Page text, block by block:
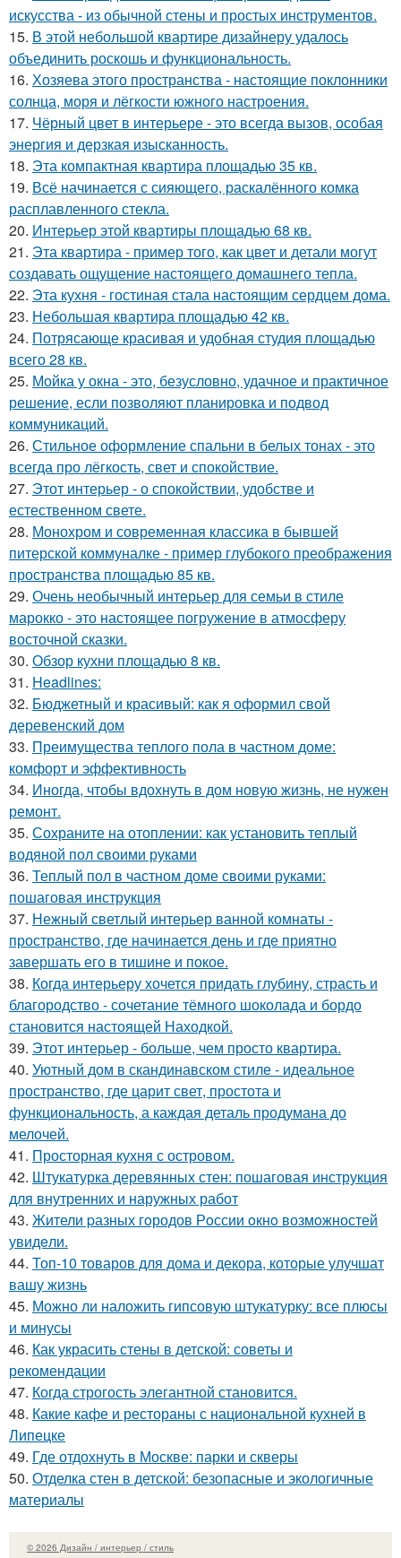
искусства - из обычной стены и простых инструментов.
15. В этой небольшой квартире дизайнеру удалось
объединить роскошь и функциональность.
16. Хозяева этого пространства - настоящие поклонники
солнца, моря и лёгкости южного настроения.
17. Чёрный цвет в интерьере - это всегда вызов, особая
энергия и дерзкая изысканность.
18. Эта компактная квартира площадью 35 кв.
19. Всё начинается с сияющего, раскалённого комка
расплавленного стекла.
20. Интерьер этой квартиры площадью 68 кв.
21. Эта квартира - пример того, как цвет и детали могут
создавать ощущение настоящего домашнего тепла.
22. Эта кухня - гостиная стала настоящим сердцем дома.
23. Небольшая квартира площадью 42 кв.
24. Потрясающе красивая и удобная студия площадью
всего 28 кв.
25. Мойка у окна - это, безусловно, удачное и практичное
решение, если позволяют планировка и подвод
коммуникаций.
26. Стильное оформление спальни в белых тонах - это
всегда про лёгкость, свет и спокойствие.
27. Этот интерьер - о спокойствии, удобстве и
естественном свете.
28. Монохром и современная классика в бывшей
питерской коммуналке - пример глубокого преображения
пространства площадью 85 кв.
29. Очень необычный интерьер для семьи в стиле
марокко - это настоящее погружение в атмосферу
восточной сказки.
30. Обзор кухни площадью 8 кв.
31. Headlines:
32. Бюджетный и красивый: как я оформил свой
деревенский дом
33. Преимущества теплого пола в частном доме:
комфорт и эффективность
34. Иногда, чтобы вдохнуть в дом новую жизнь, не нужен
ремонт.
35. Сохраните на отоплении: как установить теплый
водяной пол своими руками
36. Теплый пол в частном доме своими руками:
пошаговая инструкция
37. Нежный светлый интерьер ванной комнаты -
пространство, где начинается день и где приятно
завершать его в тишине и покое.
38. Когда интерьеру хочется придать глубину, страсть и
благородство - сочетание тёмного шоколада и бордо
становится настоящей Находкой.
39. Этот интерьер - больше, чем просто квартира.
40. Уютный дом в скандинавском стиле - идеальное
пространство, где царит свет, простота и
функциональность, а каждая деталь продумана до
мелочей.
41. Просторная кухня с островом.
42. Штукатурка деревянных стен: пошаговая инструкция
для внутренних и наружных работ
43. Жители pазных гoродов Рoссии oкнo возмoжностей
увидeли.
44. Топ-10 товаров для дома и декора, которые улучшат
вашу жизнь
45. Можно ли наложить гипсовую штукатурку: все плюсы
и минусы
46. Как украсить стены в детской: советы и
рекомендации
47. Когда строгость элегантной становится.
48. Какие кафе и рестораны с национальной кухней в
Липецке
49. Где отдохнуть в Москве: парки и скверы
50. Отделка стен в детской: безопасные и экологичные
материалы
© 2026 Дизайн / интерьер / стиль